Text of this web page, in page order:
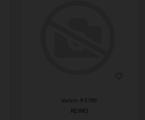
Varenr.: R E795
REIMO